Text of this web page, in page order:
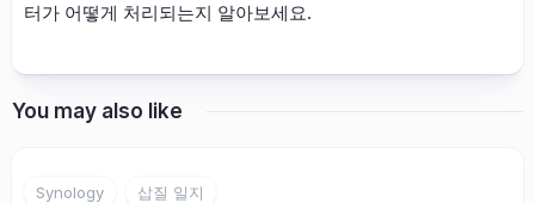
터가 어떻게 처리되는지 알아보세요.
You may also like
Synology 삽질 일지